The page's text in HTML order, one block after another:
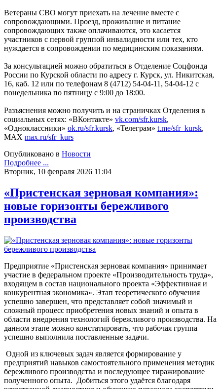
Ветераны СВО могут приехать на лечение вместе с
сопровождающими. Проезд, проживание и питание
сопровождающих также оплачиваются, это касается
участников с первой группой инвалидности или тех, кто
нуждается в сопровождении по медицинским показаниям.
За консультацией можно обратиться в Отделение Соцфонда
России по Курской области по адресу г. Курск, ул. Никитская,
16, каб. 12 или по телефонам 8 (4712) 54-04-11, 54-04-12 с
понедельника по пятницу с 9:00 до 18:00.
Разъяснения можно получить и на страничках Отделения в
социальных сетях: «ВКонтакте» vk.com/sfr.kursk,
«Одноклассники» ok.ru/sfr.kursk, «Телеграм» t.me/sfr_kursk,
МАХ max.ru/sfr_kurs
Опубликовано в Новости
Подробнее ...
Вторник, 10 февраля 2026 11:04
«Пристенская зерновая компания»:
новые горизонты бережливого
производства
Предприятие «Пристенская зерновая компания» принимает
участие в федеральном проекте «Производительность труда»,
входящем в состав национального проекта «Эффективная и
конкурентная экономика». Этап теоретического обучения
успешно завершен, что представляет собой значимый и
сложный процесс приобретения новых знаний и опыта в
области внедрения технологий бережливого производства. На
данном этапе можно констатировать, что рабочая группа
успешно выполнила поставленные задачи.
Одной из ключевых задач является формирование у
предприятий навыков самостоятельного применения методик
бережливого производства и последующее тиражирование
полученного опыта. Добиться этого удаётся благодаря